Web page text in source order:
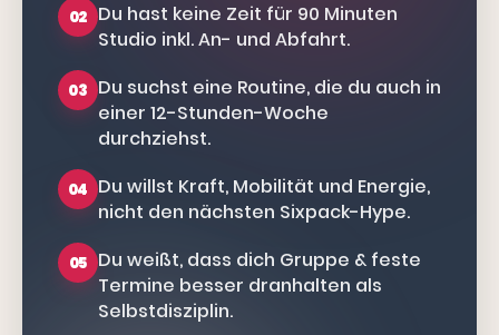
02 Du hast keine Zeit für 90 Minuten
Studio inkl. An- und Abfahrt.
03 Du suchst eine Routine, die du auch in
einer 12-Stunden-Woche
durchziehst.
04 Du willst Kraft, Mobilität und Energie,
nicht den nächsten Sixpack-Hype.
05 Du weißt, dass dich Gruppe & feste
Termine besser dranhalten als
Selbstdisziplin.